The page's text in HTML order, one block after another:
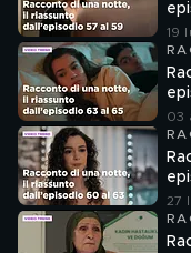
19
03
27